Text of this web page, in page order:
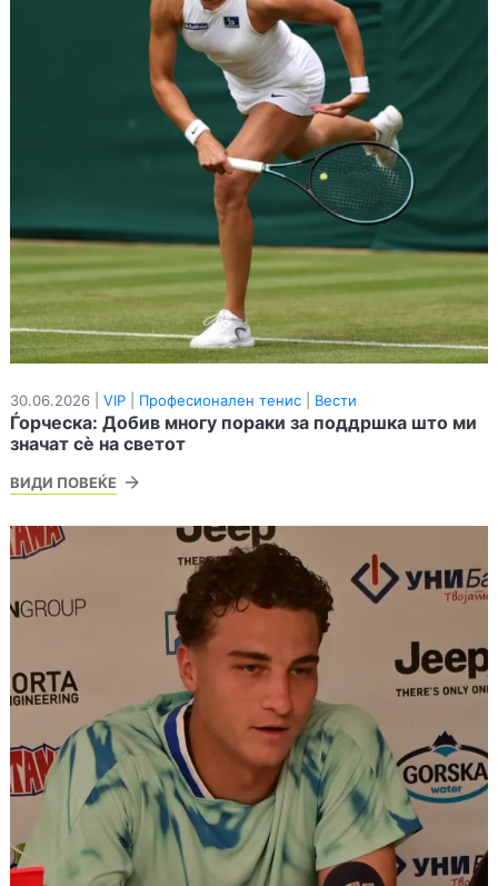
30.06.2026 | VIP Професионален тенис Вести
Ѓорческа: Добив многу пораки за поддршка што ми
значат сè на светот
ВИДИ ПОВЕЌЕ